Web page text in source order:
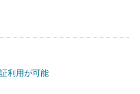
利用が可能